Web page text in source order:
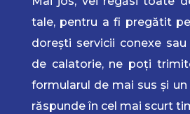
tale, pentru a fi pregătit
dorești servicii conexe
de calatorie, ne poți
formularul de mai sus și
răspunde în cel mai scurt